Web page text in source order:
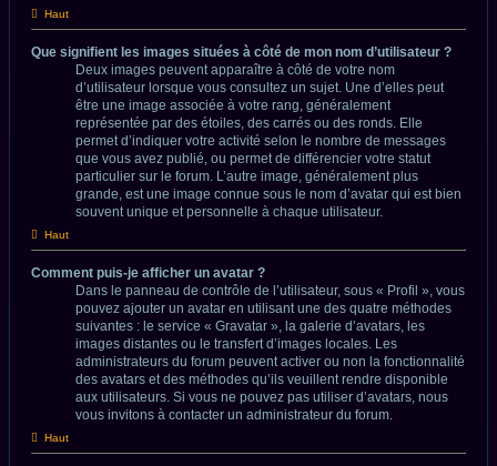
Haut
Que signifient les images situées à côté de mon nom d’utilisateur ?
Deux images peuvent apparaître à côté de votre nom
d’utilisateur lorsque vous consultez un sujet. Une d’elles peut
être une image associée à votre rang, généralement
représentée par des étoiles, des carrés ou des ronds. Elle
permet d’indiquer votre activité selon le nombre de messages
que vous avez publié, ou permet de différencier votre statut
particulier sur le forum. L’autre image, généralement plus
grande, est une image connue sous le nom d’avatar qui est bien
souvent unique et personnelle à chaque utilisateur.
Haut
Comment puis-je afficher un avatar ?
Dans le panneau de contrôle de l’utilisateur, sous « Profil », vous
pouvez ajouter un avatar en utilisant une des quatre méthodes
suivantes : le service « Gravatar », la galerie d’avatars, les
images distantes ou le transfert d’images locales. Les
administrateurs du forum peuvent activer ou non la fonctionnalité
des avatars et des méthodes qu’ils veuillent rendre disponible
aux utilisateurs. Si vous ne pouvez pas utiliser d’avatars, nous
vous invitons à contacter un administrateur du forum.
Haut